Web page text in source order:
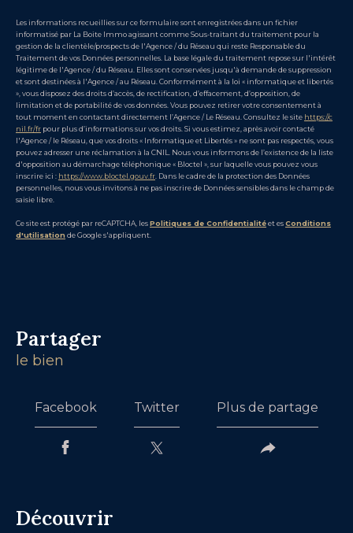
Les informations recueillies sur ce formulaire sont enregistrées dans un fichier
informatisé par La Boite Immo agissant comme Sous-traitant du traitement pour la
gestion de la clientèle/prospects de l'Agence / du Réseau qui reste Responsable du
Traitement de vos Données personnelles. La base légale du traitement repose sur l'intérêt
légitime de l'Agence / du Réseau. Elles sont conservées jusqu'à demande de suppression
et sont destinées à l'Agence / au Réseau. Conformément à la loi « informatique et libertés
», vous disposez des droits d’accès, de rectification, d’effacement, d’opposition, de
limitation et de portabilité de vos données. Vous pouvez retirer votre consentement à
tout moment en contactant directement l’Agence / Le Réseau. Consultez le site https://c
nil.fr/fr pour plus d’informations sur vos droits. Si vous estimez, après avoir contacté
l'Agence / le Réseau, que vos droits « Informatique et Libertés » ne sont pas respectés, vous
pouvez adresser une réclamation à la CNIL. Nous vous informons de l’existence de la liste
d'opposition au démarchage téléphonique « Bloctel », sur laquelle vous pouvez vous
inscrire ici : https://www.bloctel.gouv.fr . Dans le cadre de la protection des Données
personnelles, nous vous invitons à ne pas inscrire de Données sensibles dans le champ de
saisie libre.
Ce site est protégé par reCAPTCHA, lesPolitiques de Confidentialitéet esConditions
d'utilisation de Google s'appliquent.
partager
le bien
Facebook Twitter Plus de partage
découvrir